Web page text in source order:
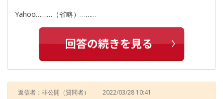
Yahoo………（省略）………
返信者：非公開 （質問者） 2022/03/28 10:41